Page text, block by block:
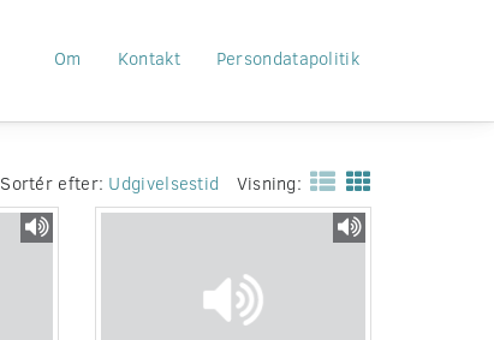
Om Kontakt Persondatapolitik
Sortér efter: Udgivelsestid Visning: